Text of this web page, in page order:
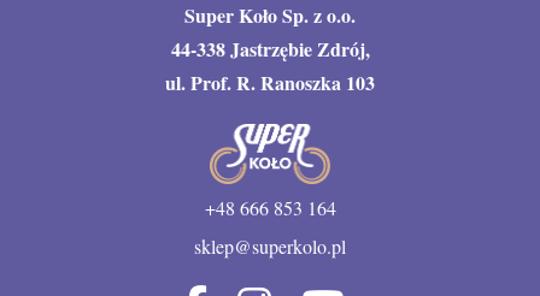
Super Koło Sp. z o.o.
44-338 Jastrzębie Zdrój,
ul. Prof. R. Ranoszka 103
+48 666 853 164
sklep@superkolo.pl